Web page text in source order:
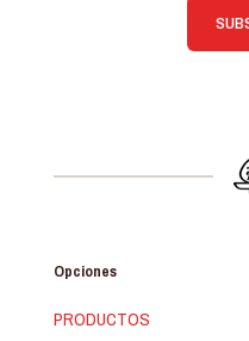
Opciones
PRODUCTOS